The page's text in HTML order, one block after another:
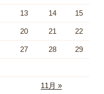
13 14 15
20 21 22
27 28 29
11月 »